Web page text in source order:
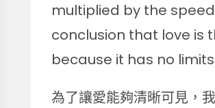
multiplied by the
conclusion that love is
because it has no
為了讓愛能夠清晰可見，